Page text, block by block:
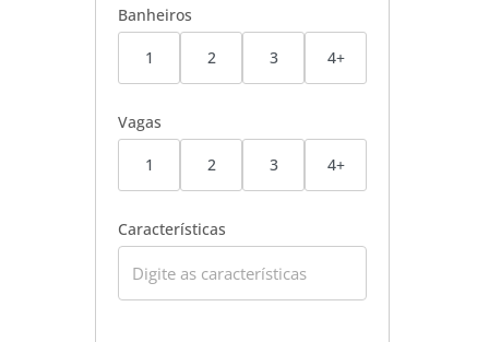
Banheiros
1 2 3 4+
Vagas
1 2 3 4+
Características